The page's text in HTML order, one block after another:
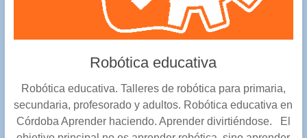
Robótica educativa
Robótica educativa. Talleres de robótica para primaria,
secundaria, profesorado y adultos. Robótica educativa en
Córdoba Aprender haciendo. Aprender divirtiéndose. El